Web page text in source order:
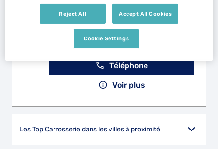
CARROSSERIE FAISAN PÈRE
ET FILS
30 Route du Stade
26190 SAINT-LAURENT-EN-ROYANS
Fermé actuellement
Téléphone
Voir plus
Les Top Carrosserie dans les villes à proximité
Reject All Accept All Cookies
Cookie Settings